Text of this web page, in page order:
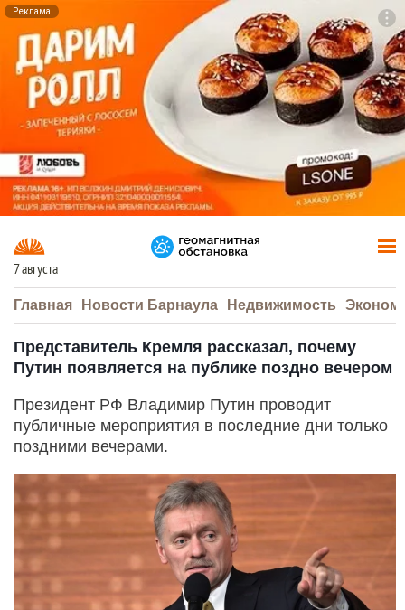
Реклама
7 августа
Главная Новости Барнаула Недвижимость
Представитель Кремля рассказал, почему
Путин появляется на публике поздно вечером
Президент РФ Владимир Путин проводит
публичные мероприятия в последние дни только
поздними вечерами.